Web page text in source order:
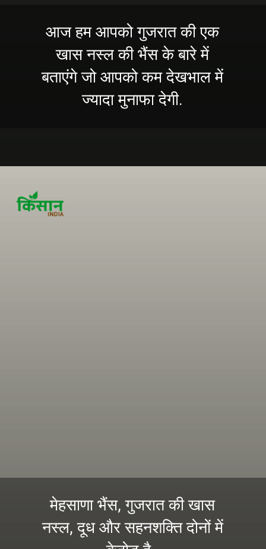
आज हम आपको गुजरात की एक
खास नस्ल की भैंस के बारे में
बताएंगे जो आपको कम देखभाल में
ज्यादा मुनाफा देगी.
मेहसाणा भैंस, गुजरात की खास
नस्ल, दूध और सहनशक्ति दोनों में